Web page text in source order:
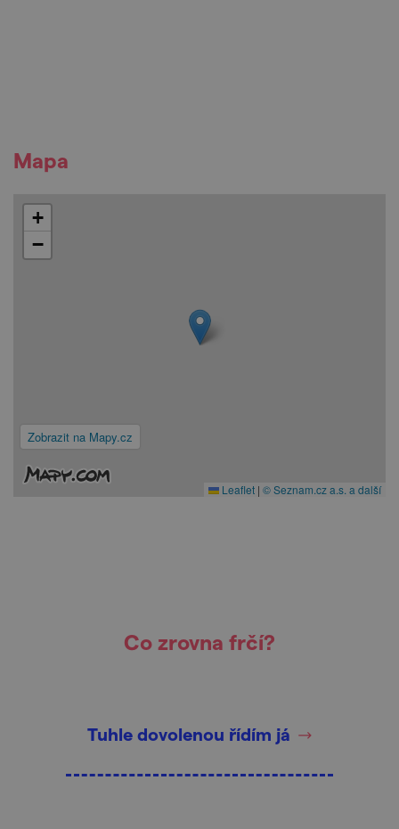
Mapa
Zobrazit na Mapy.cz
+
−
Leaflet | © Seznam.cz a.s. a další
Co zrovna frčí?
Tuhle dovolenou řídím já